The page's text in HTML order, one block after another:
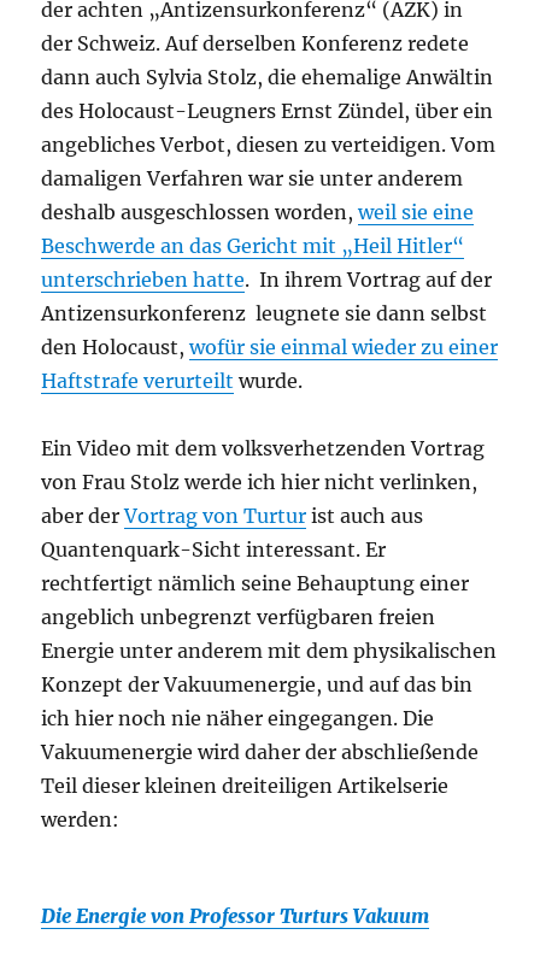
der achten „Antizensurkonferenz“ (AZK) in
der Schweiz. Auf derselben Konferenz redete
dann auch Sylvia Stolz, die ehemalige Anwältin
des Holocaust-Leugners Ernst Zündel, über ein
angebliches Verbot, diesen zu verteidigen. Vom
damaligen Verfahren war sie unter anderem
deshalb ausgeschlossen worden,weil sie eine
Beschwerde an das Gericht mit „Heil Hitler“
unterschrieben hatte. In ihrem Vortrag auf der
Antizensurkonferenz leugnete sie dann selbst
den Holocaust,wofür sie einmal wieder zu einer
Haftstrafe verurteilt wurde.
Ein Video mit dem volksverhetzenden Vortrag
von Frau Stolz werde ich hier nicht verlinken,
aber derVortrag von Turtur ist auch aus
Quantenquark-Sicht interessant. Er
rechtfertigt nämlich seine Behauptung einer
angeblich unbegrenzt verfügbaren freien
Energie unter anderem mit dem physikalischen
Konzept der Vakuumenergie, und auf das bin
ich hier noch nie näher eingegangen. Die
Vakuumenergie wird daher der abschließende
Teil dieser kleinen dreiteiligen Artikelserie
werden:
Die Energie von Professor Turturs Vakuum